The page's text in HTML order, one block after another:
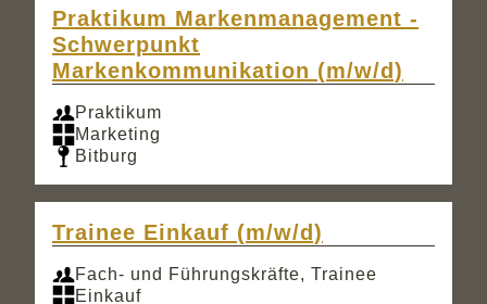
Praktikum Markenmanagement -
Schwerpunkt
Markenkommunikation (m/w/d)
Praktikum
Marketing
Bitburg
Trainee Einkauf (m/w/d)
Fach- und Führungskräfte, Trainee
Einkauf